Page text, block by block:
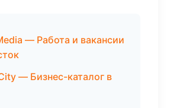
— Работа и вакансии
— Бизнес-каталог в